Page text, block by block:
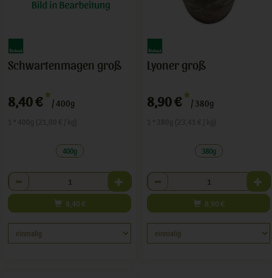
Schwartenmagen groß
8,40 € */ 400g
400g
Anzahl
8,40 €
Lyoner groß
8,90 € */ 380g
380g
Anzahl
8,90 €